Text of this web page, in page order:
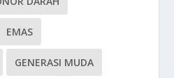
EMAS
GENERASI MUDA